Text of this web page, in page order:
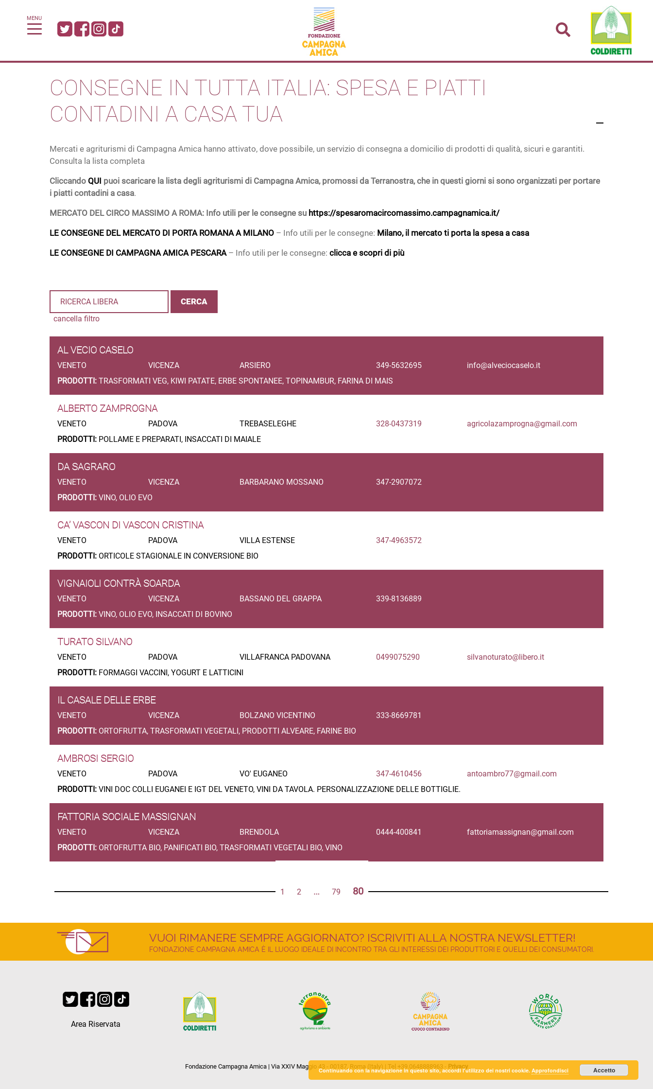
MENU
CONSEGNE IN TUTTA ITALIA: SPESA E PIATTI
CONTADINI A CASA TUA
Mercati e agriturismi di Campagna Amica hanno attivato, dove possibile, un servizio di consegna a domicilio di prodotti di qualità, sicuri e garantiti.
Consulta la lista completa
Cliccando QUI puoi scaricare la lista degli agriturismi di Campagna Amica, promossi da Terranostra, che in questi giorni si sono organizzati per portare
i piatti contadini a casa.
MERCATO DEL CIRCO MASSIMO A ROMA: Info utili per le consegne su https://spesaromacircomassimo.campagnamica.it/
LE CONSEGNE DEL MERCATO DI PORTA ROMANA A MILANO – Info utili per le consegne: Milano, il mercato ti porta la spesa a casa
LE CONSEGNE DI CAMPAGNA AMICA PESCARA– Info utili per le consegne: clicca e scopri di più
cancella filtro
AL VECIO CASELO
VENETO VICENZA ARSIERO 349-5632695
info@alveciocaselo.it
PRODOTTI: TRASFORMATI VEG, KIWI PATATE, ERBE SPONTANEE, TOPINAMBUR, FARINA DI MAIS
ALBERTO ZAMPROGNA
VENETO PADOVA TREBASELEGHE 328-0437319
agricolazamprogna@gmail.com
PRODOTTI: POLLAME E PREPARATI, INSACCATI DI MAIALE
DA SAGRARO
VENETO VICENZA BARBARANO MOSSANO
347-2907072
PRODOTTI: VINO, OLIO EVO
CA’ VASCON DI VASCON CRISTINA
VENETO PADOVA VILLA ESTENSE
347-4963572
PRODOTTI: ORTICOLE STAGIONALE IN CONVERSIONE BIO
VIGNAIOLI CONTRÀ SOARDA
VENETO VICENZA BASSANO DEL GRAPPA
339-8136889
PRODOTTI: VINO, OLIO EVO, INSACCATI DI BOVINO
TURATO SILVANO
VENETO PADOVA VILLAFRANCA PADOVANA 0499075290
silvanoturato@libero.it
PRODOTTI: FORMAGGI VACCINI, YOGURT E LATTICINI
IL CASALE DELLE ERBE
VENETO VICENZA BOLZANO VICENTINO
333-8669781
PRODOTTI: ORTOFRUTTA, TRASFORMATI VEGETALI, PRODOTTI ALVEARE, FARINE BIO
AMBROSI SERGIO
VENETO PADOVA VO' EUGANEO 347-4610456
antoambro77@gmail.com
PRODOTTI: VINI DOC COLLI EUGANEI E IGT DEL VENETO, VINI DA TAVOLA. PERSONALIZZAZIONE DELLE BOTTIGLIE.
FATTORIA SOCIALE MASSIGNAN
VENETO VICENZA BRENDOLA 0444-400841
fattoriamassignan@gmail.com
PRODOTTI: ORTOFRUTTA BIO, PANIFICATI BIO, TRASFORMATI VEGETALI BIO, VINO
1 2 … 79 80
VUOI RIMANERE SEMPRE AGGIORNATO? ISCRIVITI ALLA NOSTRA NEWSLETTER!
FONDAZIONE CAMPAGNA AMICA È IL LUOGO IDEALE DI INCONTRO TRA GLI INTERESSI DEI PRODUTTORI E QUELLI DEI CONSUMATORI.
Area Riservata
Fondazione Campagna Amica | Via XXIV Maggio 43 - 00187, Roma (Italy) | Tel +39.0648888963 - Privacy
Continuando con la navigazione in questo sito, accordi l'utilizzo dei nostri cookie. Approfondisci Accetto